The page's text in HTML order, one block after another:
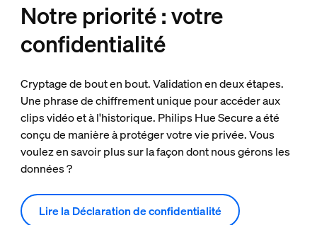
Notre priorité : votre
confidentialité
Cryptage de bout en bout. Validation en deux étapes.
Une phrase de chiffrement unique pour accéder aux
clips vidéo et à l'historique. Philips Hue Secure a été
conçu de manière à protéger votre vie privée. Vous
voulez en savoir plus sur la façon dont nous gérons les
données ?
Lire la Déclaration de confidentialité